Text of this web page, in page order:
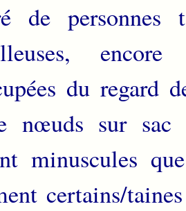
de personnes
du regard
nœuds sur
minuscules
certains/